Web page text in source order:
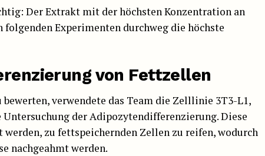
Der Extrakt mit der höchsten Konzentration an
folgenden Experimenten durchweg die höchste
von Fettzellen
verwendete das Team die Zelllinie 3T3-L1,
der Adipozytendifferenzierung. Diese
zu fettspeichernden Zellen zu reifen, wodurch
nachgeahmt werden.